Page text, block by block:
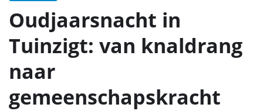
Oudjaarsnacht in
Tuinzigt: van knaldrang
naar
gemeenschapskracht